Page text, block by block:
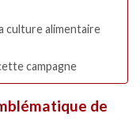
culture alimentaire
campagne
de